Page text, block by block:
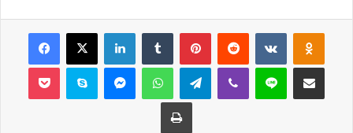
Facebook
X LinkedInTumblr PinterestReddit VKontakte
Pocket Skype MessengerWhatsAppTelegramViber Line E-Posta ile
Yazdır